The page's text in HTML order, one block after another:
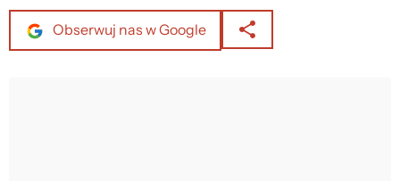
Obserwuj nas w Google